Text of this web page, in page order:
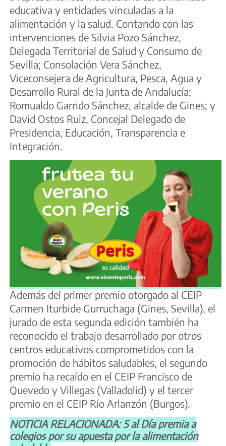
educativa y entidades vinculadas a la
alimentación y la salud. Contando con las
intervenciones de Silvia Pozo Sánchez,
Delegada Territorial de Salud y Consumo de
Sevilla; Consolación Vera Sánchez,
Viceconsejera de Agricultura, Pesca, Agua y
Desarrollo Rural de la Junta de Andalucía;
Romualdo Garrido Sánchez, alcalde de Gines; y
David Ostos Ruiz, Concejal Delegado de
Presidencia, Educación, Transparencia e
Integración.
Además del primer premio otorgado al CEIP
Carmen Iturbide Gurruchaga (Gines, Sevilla), el
jurado de esta segunda edición también ha
reconocido el trabajo desarrollado por otros
centros educativos comprometidos con la
promoción de hábitos saludables, el segundo
premio ha recaído en el CEIP Francisco de
Quevedo y Villegas (Valladolid) y el tercer
premio en el CEIP Río Arlanzón (Burgos).
NOTICIA RELACIONADA: 5 al Día premia a
colegios por su apuesta por la alimentación